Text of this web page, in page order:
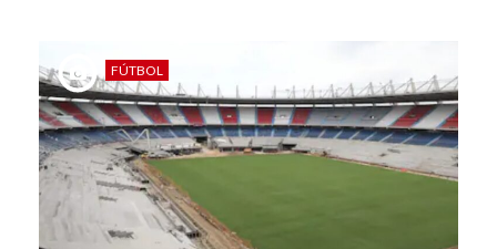
FÚTBOL